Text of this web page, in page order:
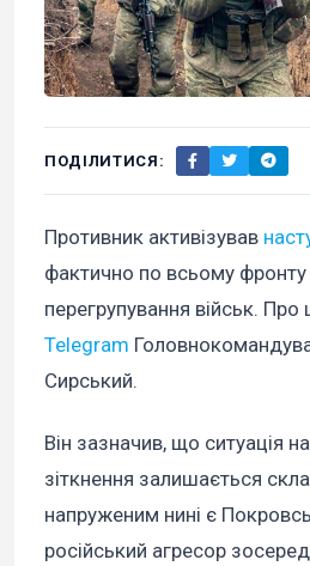
ПОДІЛИТИСЯ:
Противник активізував
фактично по всьому фронту
перегрупування військ.
Telegram
Сирський.
Він зазначив, що ситуація
зіткнення залишається
напруженим нині є
російський агресор